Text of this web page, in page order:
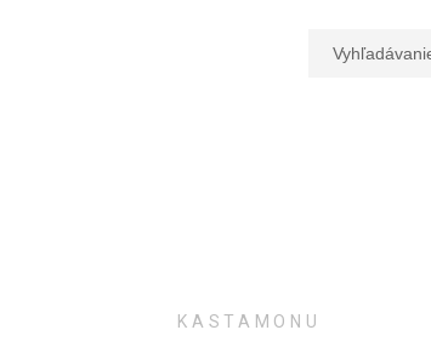
KASTAMONU